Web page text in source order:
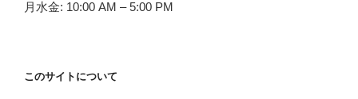
月水金: 10:00 AM – 5:00 PM
このサイトについて